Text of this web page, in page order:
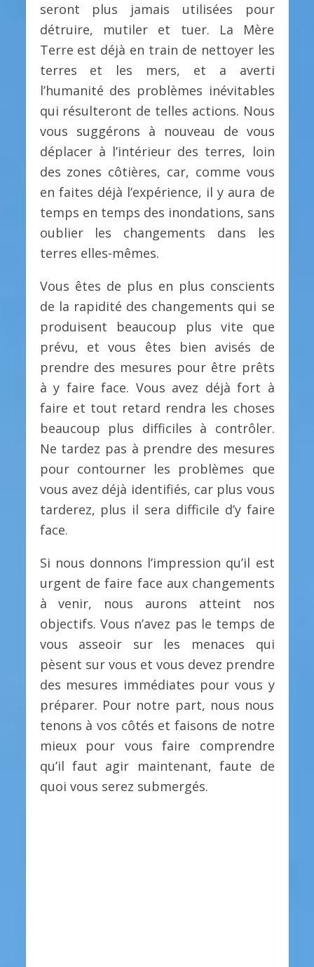
seront plus jamais utilisées pour
détruire, mutiler et tuer. La Mère
Terre est déjà en train de nettoyer les
terres et les mers, et a averti
l’humanité des problèmes inévitables
qui résulteront de telles actions. Nous
vous suggérons à nouveau de vous
déplacer à l’intérieur des terres, loin
des zones côtières, car, comme vous
en faites déjà l’expérience, il y aura de
temps en temps des inondations, sans
oublier les changements dans les
terres elles-mêmes.
Vous êtes de plus en plus conscients
de la rapidité des changements qui se
produisent beaucoup plus vite que
prévu, et vous êtes bien avisés de
prendre des mesures pour être prêts
à y faire face. Vous avez déjà fort à
faire et tout retard rendra les choses
beaucoup plus difficiles à contrôler.
Ne tardez pas à prendre des mesures
pour contourner les problèmes que
vous avez déjà identifiés, car plus vous
tarderez, plus il sera difficile d’y faire
face.
Si nous donnons l’impression qu’il est
urgent de faire face aux changements
à venir, nous aurons atteint nos
objectifs. Vous n’avez pas le temps de
vous asseoir sur les menaces qui
pèsent sur vous et vous devez prendre
des mesures immédiates pour vous y
préparer. Pour notre part, nous nous
tenons à vos côtés et faisons de notre
mieux pour vous faire comprendre
qu’il faut agir maintenant, faute de
quoi vous serez submergés.